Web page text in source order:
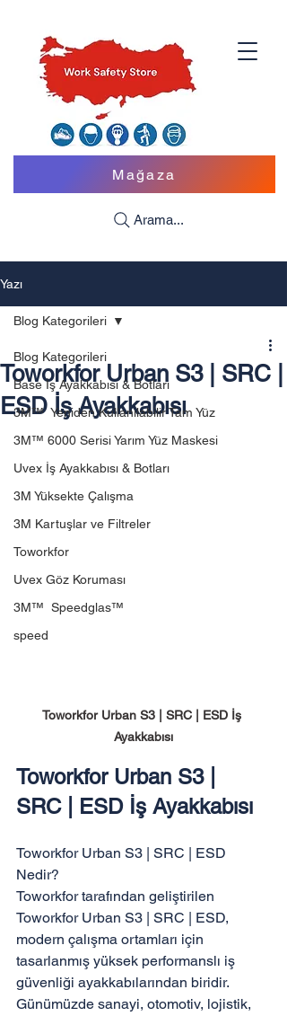
Arama...
Mağaza
Yazı
Blog Kategorileri
Base İş Ayakkabısı & Botları
3M™ Yeniden Kullanılabilir Tam Yüz
3M™ 6000 Serisi Yarım Yüz Maskesi
Uvex İş Ayakkabısı & Botları
3M Yüksekte Çalışma
3M Kartuşlar ve Filtreler
Toworkfor
Uvex Göz Koruması
3M™ Speedglas™
speed
Blog Kategorileri
Toworkfor Urban S3 | SRC |
ESD İş Ayakkabısı
Toworkfor Urban S3 | SRC | ESD İş
Ayakkabısı
Toworkfor Urban S3 |
SRC | ESD İş Ayakkabısı
Toworkfor Urban S3 | SRC | ESD
Nedir?
Toworkfor tarafından geliştirilen
Toworkfor Urban S3 | SRC | ESD,
modern çalışma ortamları için
tasarlanmış yüksek performanslı iş
güvenliği ayakkabılarından biridir.
Günümüzde sanayi, otomotiv, lojistik,